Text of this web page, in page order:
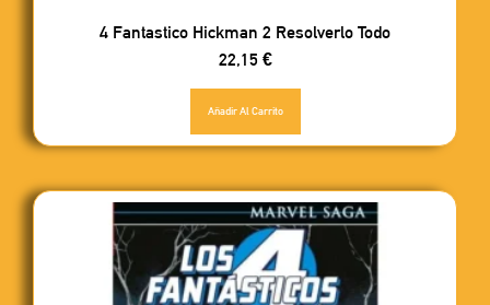
4 Fantastico Hickman 2 Resolverlo Todo
22,15 €
Añadir Al Carrito